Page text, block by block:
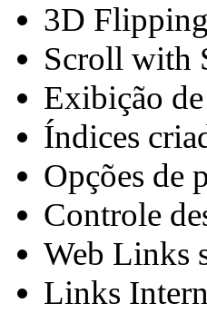
3D
Scroll with
Exibição
Índices
Opções de
Controle
Web Links
Links